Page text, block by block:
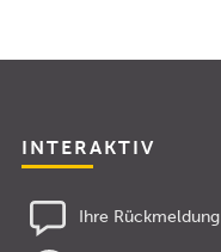
INTERAKTIV
Ihre Rückmeldung